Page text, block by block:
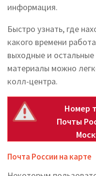
информация.
Быстро узнать, где
какого времени
выходные и
материалы можно
колл-центра.
Номер
Почты
Почта России на карте